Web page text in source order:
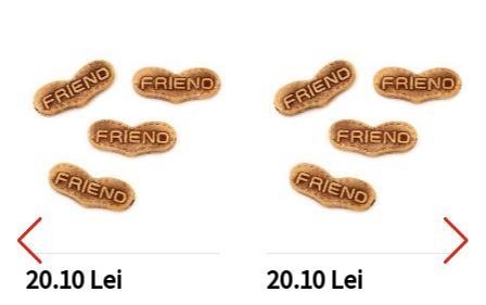
20.10 Lei 20.10 Lei